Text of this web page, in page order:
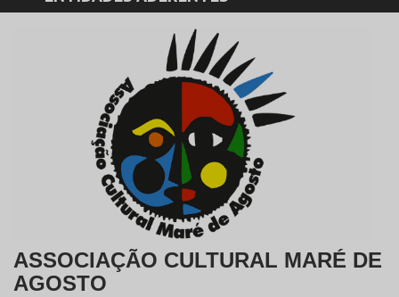
EVENTOS
ASSOCIAÇÃO CULTURAL MARÉ DE
AGOSTO